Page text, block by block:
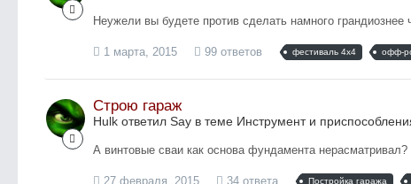
Неужели вы будете против сделать намного грандиознее
1 марта, 2015 99 ответов фестиваль 4х4 офф-
Строю гараж
Hulk ответил Say в теме Инструмент и
А винтовые сваи как основа фундамента нерасматривал?
27 февраля, 2015 34 ответа Постройка гаража